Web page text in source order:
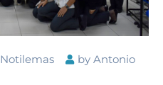
Notilemas by Antonio